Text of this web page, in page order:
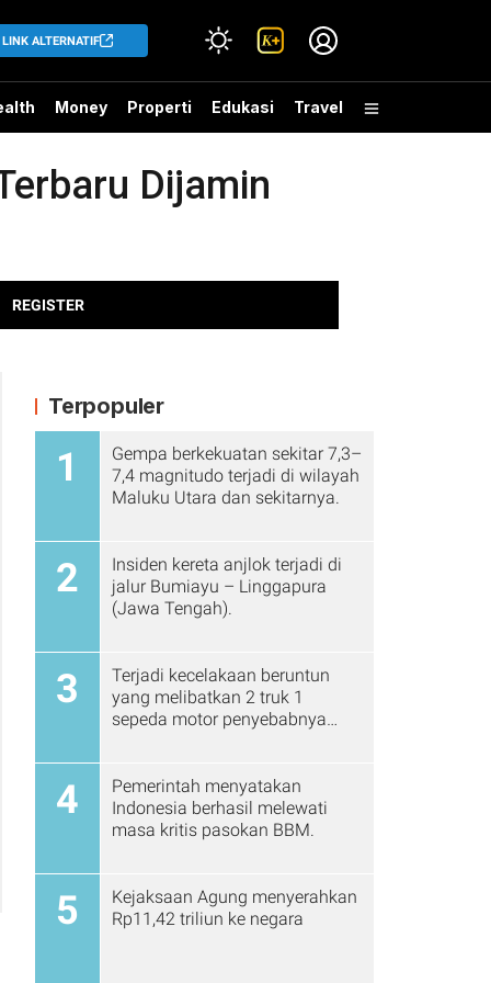
LINK ALTERNATIF
Money Properti Edukasi Travel
Dijamin
REGISTER
Terpopuler
1
Gempa berkekuatan sekitar 7,3–
7,4 magnitudo terjadi di wilayah
Maluku Utara dan sekitarnya.
2
Insiden kereta anjlok terjadi di
jalur Bumiayu – Linggapura
(Jawa Tengah).
3
Terjadi kecelakaan beruntun
yang melibatkan 2 truk 1
sepeda motor penyebabnya
4
Pemerintah menyatakan
Indonesia berhasil melewati
masa kritis pasokan BBM.
5
Kejaksaan Agung menyerahkan
Rp11,42 triliun ke negara